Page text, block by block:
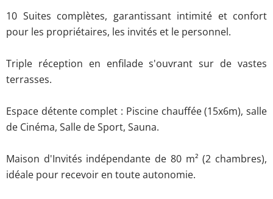
10 Suites complètes, garantissant intimité et confort
pour les propriétaires, les invités et le personnel.
Triple réception en enfilade s'ouvrant sur de vastes
terrasses.
Espace détente complet : Piscine chauffée (15x6m), salle
de Cinéma, Salle de Sport, Sauna.
Maison d'Invités indépendante de 80 m² (2 chambres),
idéale pour recevoir en toute autonomie.